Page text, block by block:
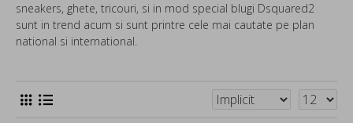
sneakers, ghete, tricouri, si in mod special blugi Dsquared2
sunt in trend acum si sunt printre cele mai cautate pe plan
national si international.